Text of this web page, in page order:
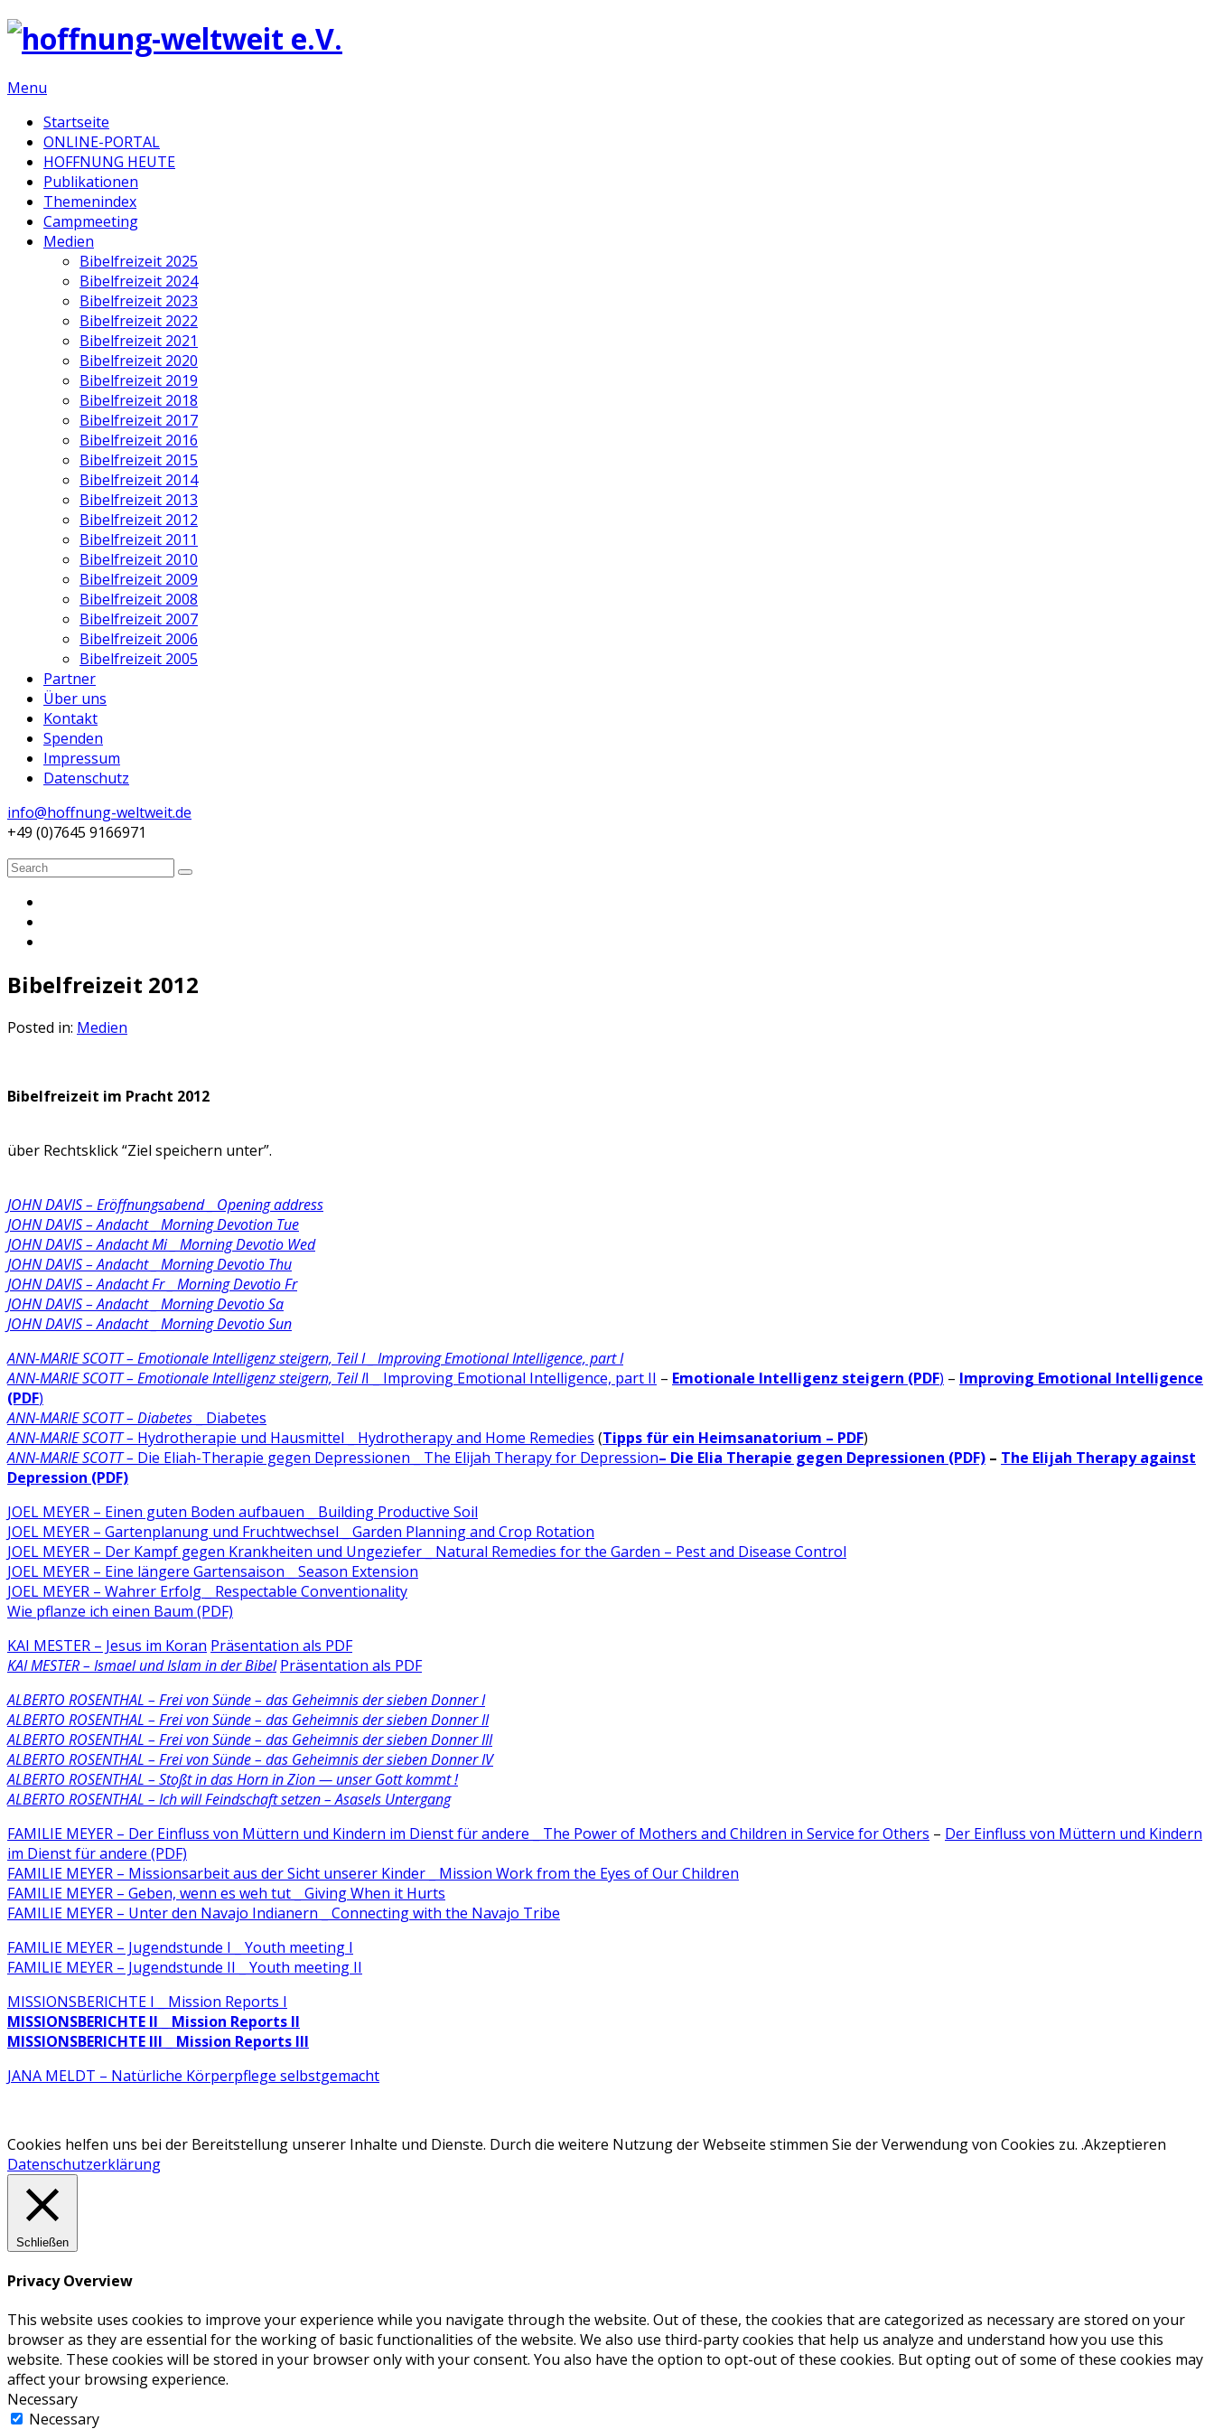
Menu
Startseite
ONLINE-PORTAL
HOFFNUNG HEUTE
Publikationen
Themenindex
Campmeeting
Medien
Bibelfreizeit 2025
Bibelfreizeit 2024
Bibelfreizeit 2023
Bibelfreizeit 2022
Bibelfreizeit 2021
Bibelfreizeit 2020
Bibelfreizeit 2019
Bibelfreizeit 2018
Bibelfreizeit 2017
Bibelfreizeit 2016
Bibelfreizeit 2015
Bibelfreizeit 2014
Bibelfreizeit 2013
Bibelfreizeit 2012
Bibelfreizeit 2011
Bibelfreizeit 2010
Bibelfreizeit 2009
Bibelfreizeit 2008
Bibelfreizeit 2007
Bibelfreizeit 2006
Bibelfreizeit 2005
Partner
Über uns
Kontakt
Spenden
Impressum
Datenschutz
info@hoffnung-weltweit.de
+49 (0)7645 9166971
Search
Search
Bibelfreizeit 2012
Posted in: Medien
Bibelfreizeit im Pracht 2012
über Rechtsklick “Ziel speichern unter”.
JOHN DAVIS – Eröffnungsabend _ Opening address
JOHN DAVIS – Andacht _ Morning Devotion Tue
JOHN DAVIS – Andacht Mi _ Morning Devotio Wed
JOHN DAVIS – Andacht _ Morning Devotio Thu
JOHN DAVIS – Andacht Fr _ Morning Devotio Fr
JOHN DAVIS – Andacht _ Morning Devotio Sa
JOHN DAVIS – Andacht _ Morning Devotio Sun
ANN-MARIE SCOTT – Emotionale Intelligenz steigern, Teil I _ Improving Emotional Intelligence, part I
ANN-MARIE SCOTT – Emotionale Intelligenz steigern, Teil II _ Improving Emotional Intelligence, part II – Emotionale Intelligenz steigern (PDF) – Improving Emotional Intelligence
(PDF)
ANN-MARIE SCOTT – Diabetes _ Diabetes
ANN-MARIE SCOTT – Hydrotherapie und Hausmittel _ Hydrotherapy and Home Remedies (Tipps für ein Heimsanatorium – PDF)
ANN-MARIE SCOTT – Die Eliah-Therapie gegen Depressionen _ The Elijah Therapy for Depression– Die Elia Therapie gegen Depressionen (PDF) – The Elijah Therapy against
Depression (PDF)
JOEL MEYER – Einen guten Boden aufbauen _ Building Productive Soil
JOEL MEYER – Gartenplanung und Fruchtwechsel _ Garden Planning and Crop Rotation
JOEL MEYER – Der Kampf gegen Krankheiten und Ungeziefer _ Natural Remedies for the Garden – Pest and Disease Control
JOEL MEYER – Eine längere Gartensaison _ Season Extension
JOEL MEYER – Wahrer Erfolg _ Respectable Conventionality
Wie pflanze ich einen Baum (PDF)
KAI MESTER – Jesus im Koran Präsentation als PDF
KAI MESTER – Ismael und Islam in der Bibel Präsentation als PDF
ALBERTO ROSENTHAL – Frei von Sünde – das Geheimnis der sieben Donner I
ALBERTO ROSENTHAL – Frei von Sünde – das Geheimnis der sieben Donner II
ALBERTO ROSENTHAL – Frei von Sünde – das Geheimnis der sieben Donner III
ALBERTO ROSENTHAL – Frei von Sünde – das Geheimnis der sieben Donner IV
ALBERTO ROSENTHAL – Stoßt in das Horn in Zion — unser Gott kommt !
ALBERTO ROSENTHAL – Ich will Feindschaft setzen – Asasels Untergang
FAMILIE MEYER – Der Einfluss von Müttern und Kindern im Dienst für andere _ The Power of Mothers and Children in Service for Others – Der Einfluss von Müttern und Kindern
im Dienst für andere (PDF)
FAMILIE MEYER – Missionsarbeit aus der Sicht unserer Kinder _ Mission Work from the Eyes of Our Children
FAMILIE MEYER – Geben, wenn es weh tut _ Giving When it Hurts
FAMILIE MEYER – Unter den Navajo Indianern _ Connecting with the Navajo Tribe
FAMILIE MEYER – Jugendstunde I _ Youth meeting I
FAMILIE MEYER – Jugendstunde II _ Youth meeting II
MISSIONSBERICHTE I _ Mission Reports I
MISSIONSBERICHTE II _ Mission Reports II
MISSIONSBERICHTE III _ Mission Reports III
JANA MELDT – Natürliche Körperpflege selbstgemacht
Cookies helfen uns bei der Bereitstellung unserer Inhalte und Dienste. Durch die weitere Nutzung der Webseite stimmen Sie der Verwendung von Cookies zu. .Akzeptieren
Datenschutzerklärung
Schließen
Privacy Overview
This website uses cookies to improve your experience while you navigate through the website. Out of these, the cookies that are categorized as necessary are stored on your
browser as they are essential for the working of basic functionalities of the website. We also use third-party cookies that help us analyze and understand how you use this
website. These cookies will be stored in your browser only with your consent. You also have the option to opt-out of these cookies. But opting out of some of these cookies may
affect your browsing experience.
Necessary
Necessary